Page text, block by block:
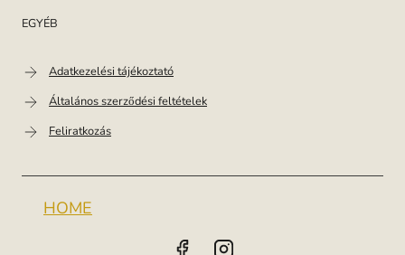
EGYÉB
Adatkezelési tájékoztató
Általános szerződési feltételek
Feliratkozás
HOME